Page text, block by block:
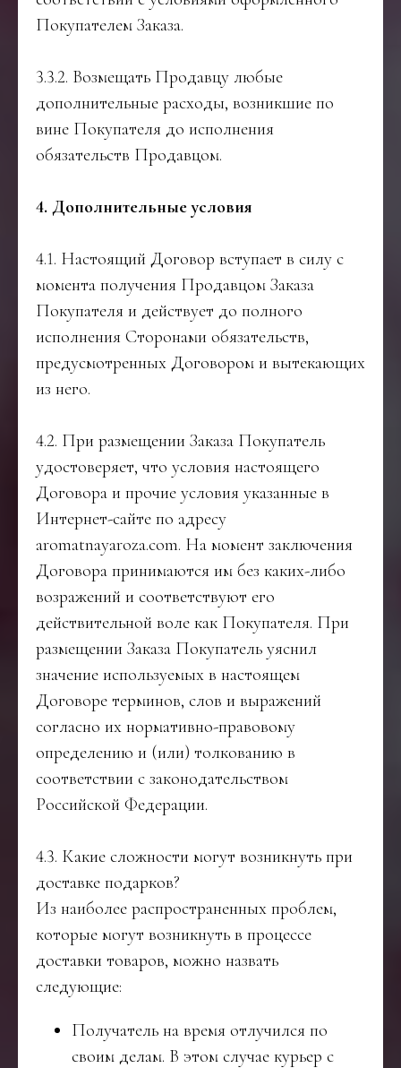
Покупателем Заказа.
3.3.2. Возмещать Продавцу любые
дополнительные расходы, возникшие по
вине Покупателя до исполнения
обязательств Продавцом.
4. Дополнительные условия
4.1. Настоящий Договор вступает в силу с
момента получения Продавцом Заказа
Покупателя и действует до полного
исполнения Сторонами обязательств,
предусмотренных Договором и вытекающих
из него.
4.2. При размещении Заказа Покупатель
удостоверяет, что условия настоящего
Договора и прочие условия указанные в
Интернет-сайте по адресу
aromatnayaroza.com. На момент заключения
Договора принимаются им без каких-либо
возражений и соответствуют его
действительной воле как Покупателя. При
размещении Заказа Покупатель уяснил
значение используемых в настоящем
Договоре терминов, слов и выражений
согласно их нормативно-правовому
определению и (или) толкованию в
соответствии с законодательством
Российской Федерации.
4.3. Какие сложности могут возникнуть при
доставке подарков?
Из наиболее распространенных проблем,
которые могут возникнуть в процессе
доставки товаров, можно назвать
следующие:
Получатель на время отлучился по
своим делам. В этом случае курьер с